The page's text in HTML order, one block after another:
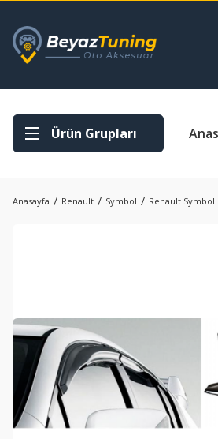
Ürün Grupları
Anasayfa Renault Symbol Renault Symbol